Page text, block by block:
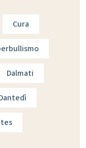
Cura
Dalmati